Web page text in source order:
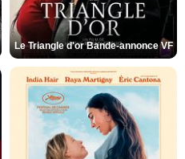
Le Triangle d'or Bande-annonce VF